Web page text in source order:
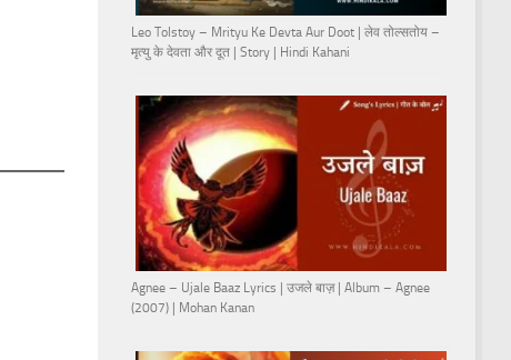
Leo Tolstoy – Mrityu Ke Devta Aur Doot | लेव तोल्सतोय –
मृत्यु के देवता और दूत | Story | Hindi Kahani
Agnee – Ujale Baaz Lyrics | उजले बाज़ | Album – Agnee
(2007) | Mohan Kanan